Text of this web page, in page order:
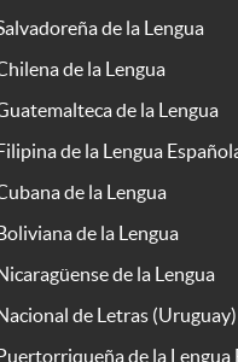
de la Lengua
de la Lengua
de la Lengua
de la Lengua
de la Lengua
de la Lengua
de la Lengua
de Letras (Uruguay)
de la Lengua